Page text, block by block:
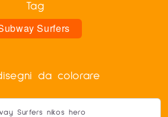
Tag
Surfers
da colorare
Surfers nikos hero